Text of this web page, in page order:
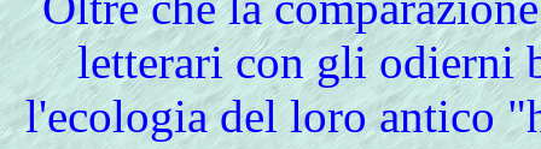
letterari con gli odierni
l'ecologia del loro antico